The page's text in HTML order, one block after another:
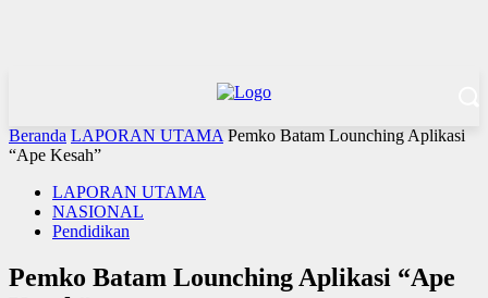
Beranda LAPORAN UTAMA Pemko Batam Lounching Aplikasi
“Ape Kesah”
LAPORAN UTAMA
NASIONAL
Pendidikan
Pemko Batam Lounching Aplikasi “Ape